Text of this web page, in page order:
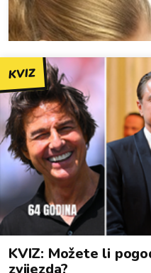
KVIZ
KVIZ: Možete li
zvijezda?